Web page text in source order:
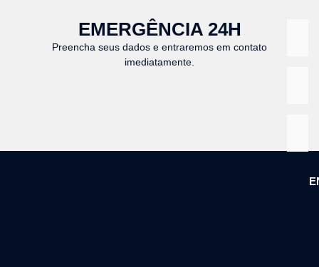
EMERGÊNCIA 24H
Preencha seus dados e entraremos em contato
imediatamente.